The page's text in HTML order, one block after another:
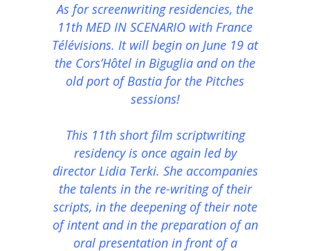
As for screenwriting residencies, the
11th MED IN SCENARIO with France
Télévisions. It will begin on June 19 at
the Cors’Hôtel in Biguglia and on the
old port of Bastia for the Pitches
sessions!
This 11th short film scriptwriting
residency is once again led by
director Lidia Terki. She accompanies
the talents in the re-writing of their
scripts, in the deepening of their note
of intent and in the preparation of an
oral presentation in front of a